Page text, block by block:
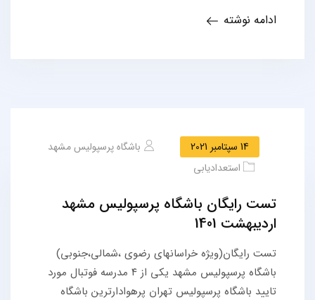
ادامه نوشته
14 سپتامبر 2021
باشگاه پرسپولیس مشهد
استعدادیابی
تست رایگان باشگاه پرسپولیس مشهد
اردیبهشت 1401
تست رایگان(ویژه خراسانهای رضوی ،شمالی،جنوبی)
باشگاه پرسپولیس مشهد یکی از ۴ مدرسه فوتبال مورد
تایید باشگاه پرسپولیس تهران پرهوادارترین باشگاه